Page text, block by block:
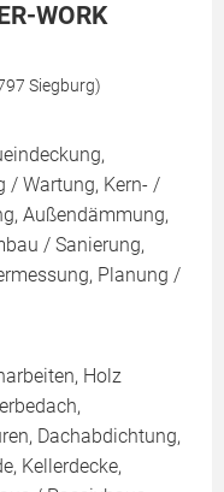
WORK
Siegburg)
/ Wartung, Kern- /
Außendämmung,
/ Sanierung,
Planung /
Holz
Dachabdichtung,
Kellerdecke,